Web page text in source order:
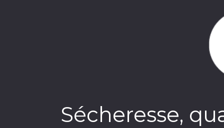
Sécheresse,